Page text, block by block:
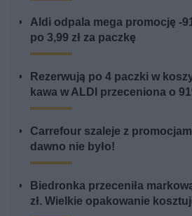
Aldi odpala mega promocję -
po 3,99 zł za paczkę
Rezerwują po 4 paczki w
kawa w ALDI przeceniona o
Carrefour szaleje z
dawno nie było!
Biedronka przeceniła
zł. Wielkie opakowanie